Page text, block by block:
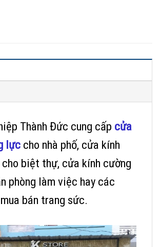
Thành Đức cung cấp cửa
lực cho nhà phố, cửa kính
biệt thự, cửa kính cường
phòng làm việc hay các
bán trang sức.